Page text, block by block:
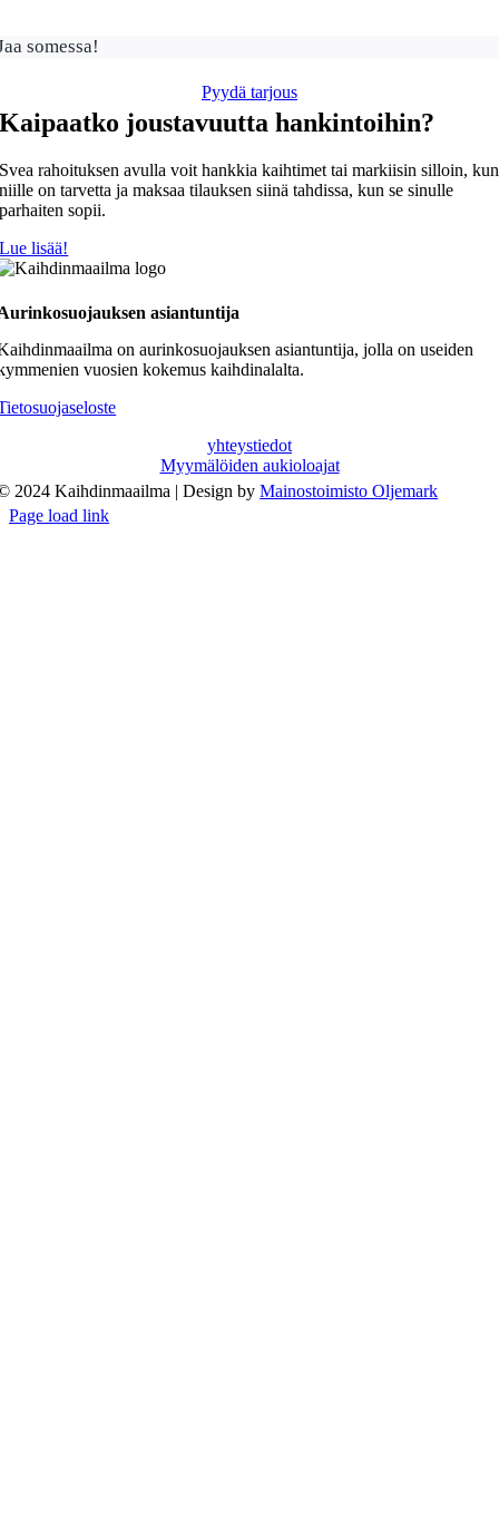
somessa!
Pyydä tarjous
Kaipaatko joustavuutta hankintoihin?
Svea rahoituksen avulla voit hankkia kaihtimet tai markiisin silloin, kun
niille on tarvetta ja maksaa tilauksen siinä tahdissa, kun se sinulle
parhaiten sopii.
Lue lisää!
asiantuntija
on aurinkosuojauksen asiantuntija, jolla on useiden
vuosien kokemus kaihdinalalta.
yhteystiedot
Myymälöiden aukioloajat
2024 Kaihdinmaailma | Design byMainostoimisto Oljemark
Page load link